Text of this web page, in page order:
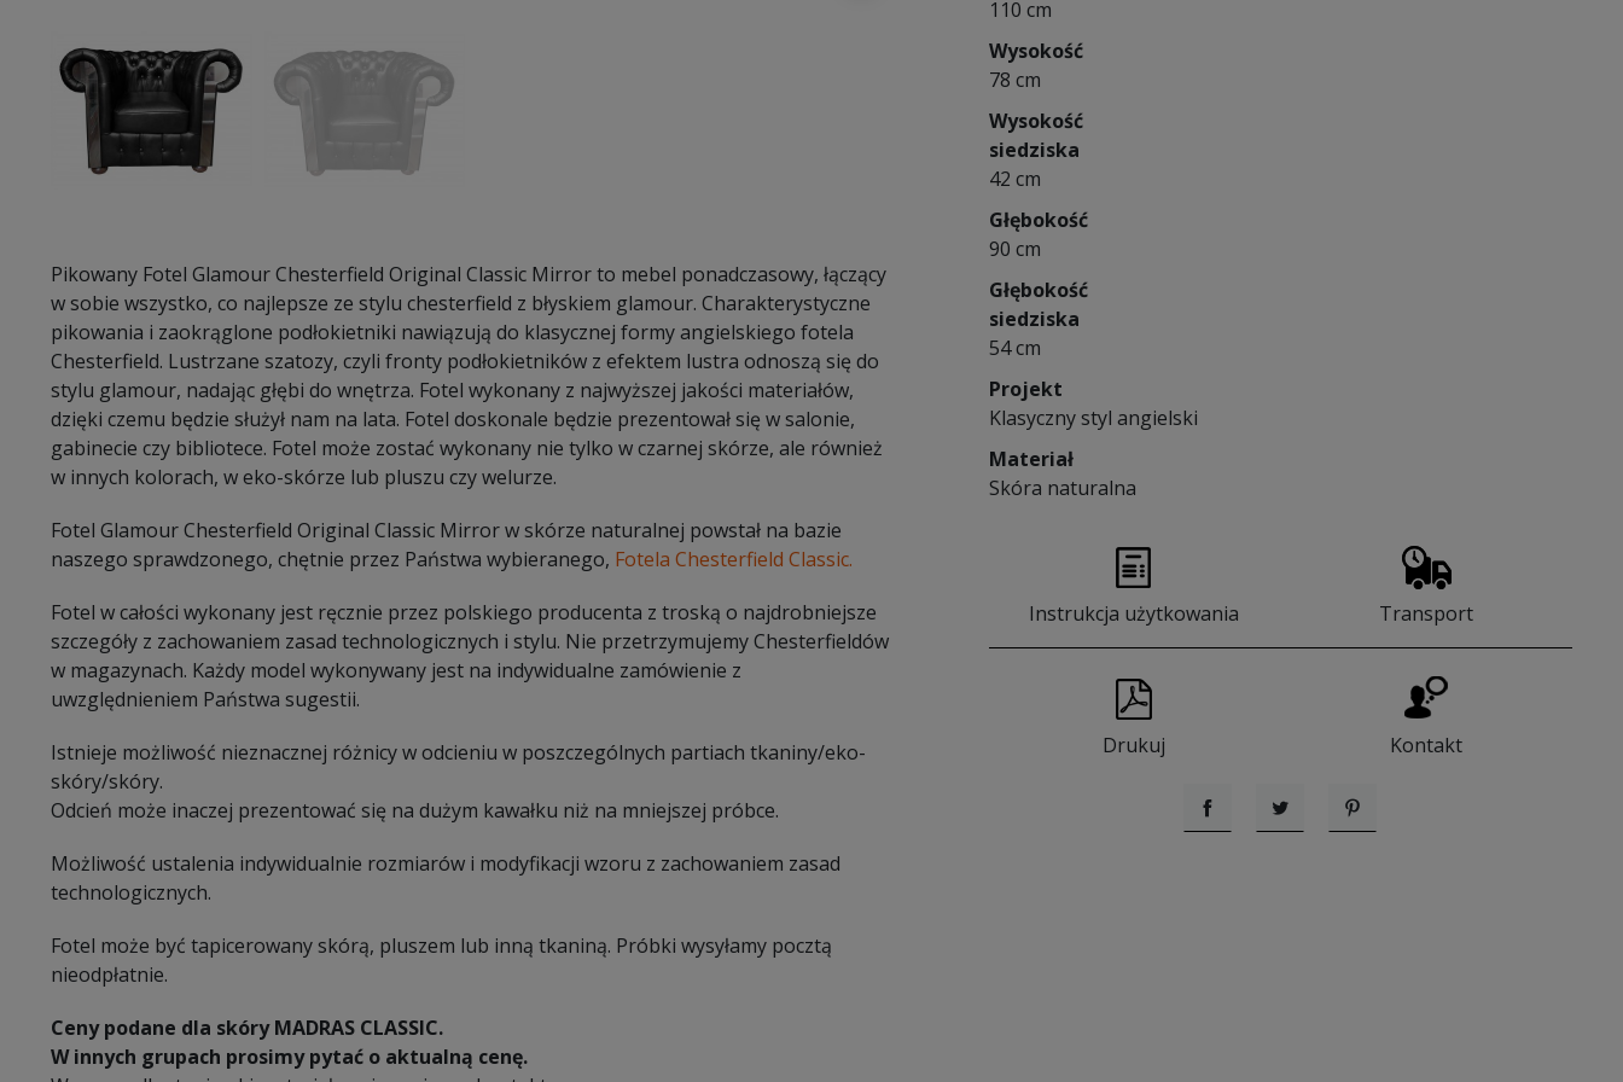
Pikowany Fotel Glamour Chesterfield Original Classic Mirror to mebel ponadczasowy, łączący
w sobie wszystko, co najlepsze ze stylu chesterfield z błyskiem glamour. Charakterystyczne
pikowania i zaokrąglone podłokietniki nawiązują do klasycznej formy angielskiego fotela
Chesterfield. Lustrzane szatozy, czyli fronty podłokietników z efektem lustra odnoszą się do
stylu glamour, nadając głębi do wnętrza. Fotel wykonany z najwyższej jakości materiałów,
dzięki czemu będzie służył nam na lata. Fotel doskonale będzie prezentował się w salonie,
gabinecie czy bibliotece. Fotel może zostać wykonany nie tylko w czarnej skórze, ale również
w innych kolorach, w eko-skórze lub pluszu czy welurze.
Fotel Glamour Chesterfield Original Classic Mirror w skórze naturalnej powstał na bazie
naszego sprawdzonego, chętnie przez Państwa wybieranego, Fotela Chesterfield Classic.
Fotel w całości wykonany jest ręcznie przez polskiego producenta z troską o najdrobniejsze
szczegóły z zachowaniem zasad technologicznych i stylu. Nie przetrzymujemy Chesterfieldów
w magazynach. Każdy model wykonywany jest na indywidualne zamówienie z
uwzględnieniem Państwa sugestii.
Istnieje możliwość nieznacznej różnicy w odcieniu w poszczególnych partiach tkaniny/eko-
skóry/skóry.
Odcień może inaczej prezentować się na dużym kawałku niż na mniejszej próbce.
Możliwość ustalenia indywidualnie rozmiarów i modyfikacji wzoru z zachowaniem zasad
technologicznych.
Fotel może być tapicerowany skórą, pluszem lub inną tkaniną. Próbki wysyłamy pocztą
nieodpłatnie.
Ceny podane dla skóry MADRAS CLASSIC.
W innych grupach prosimy pytać o aktualną cenę.
110 cm
Wysokość
78 cm
Wysokość
siedziska
42 cm
Głębokość
90 cm
Głębokość
siedziska
54 cm
Projekt
Klasyczny styl angielski
Materiał
Skóra naturalna
Instrukcja użytkowania Transport
Drukuj Kontakt
UdostępnijTweetujPinterest